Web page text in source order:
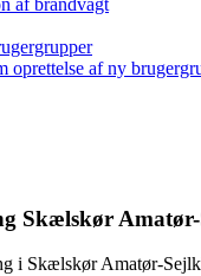
af brandvagt
oprettelse af ny
Skælskør
i Skælskør Amatør-